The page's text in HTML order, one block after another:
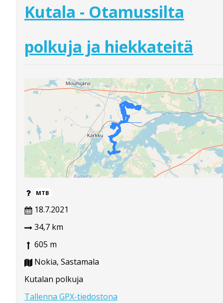
Kutala - Otamussilta
polkuja ja hiekkateitä
MTB
18.7.2021
34,7 km
605 m
Nokia, Sastamala
Kutalan polkuja
Tallenna GPX-tiedostona